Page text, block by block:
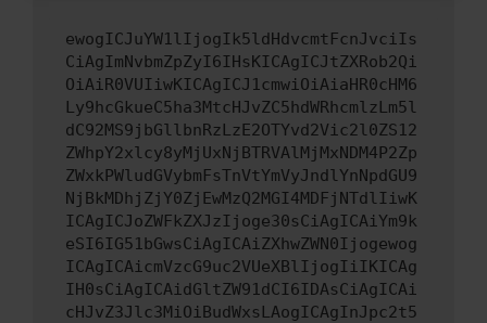
ewogICJuYW1lIjogIk5ldHdvcmtFcnJvciIs
CiAgImNvbmZpZyI6IHsKICAgICJtZXRob2Qi
OiAiR0VUIiwKICAgICJ1cmwiOiAiaHR0cHM6
Ly9hcGkueC5ha3MtcHJvZC5hdWRhcmlzLm5l
dC92MS9jbGllbnRzLzE2OTYvd2Vic2l0ZS12
ZWhpY2xlcy8yMjUxNjBTRVAlMjMxNDM4P2Zp
ZWxkPWludGVybmFsTnVtYmVyJndlYnNpdGU9
NjBkMDhjZjY0ZjEwMzQ2MGI4MDFjNTdlIiwK
ICAgICJoZWFkZXJzIjoge30sCiAgICAiYm9k
eSI6IG51bGwsCiAgICAiZXhwZWN0Ijogewog
ICAgICAicmVzcG9uc2VUeXBlIjogIiIKICAg
IH0sCiAgICAidGltZW91dCI6IDAsCiAgICAi
cHJvZ3Jlc3MiOiBudWxsLAogICAgInJpc2t5